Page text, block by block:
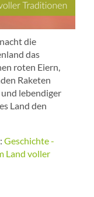
die
das
roten Eiern,
Raketen
lebendiger
Land den
Geschichte -
Land voller